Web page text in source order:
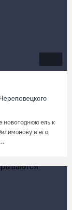
новогоднюю ель к
в его